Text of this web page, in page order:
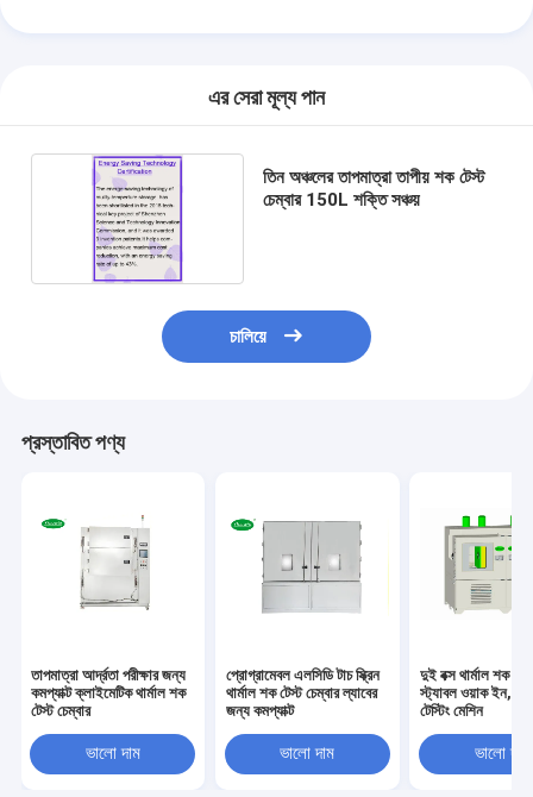
এর সেরা মূল্য পান
তিন অঞ্চলের তাপমাত্রা তাপীয় শক টেস্ট
চেম্বার 150L শক্তি সঞ্চয়
চালিয়ে
প্রস্তাবিত পণ্য
তাপমাত্রা আর্দ্রতা পরীক্ষার জন্য
কমপ্যাক্ট ক্লাইমেটিক থার্মাল শক
টেস্ট চেম্বার
ভালো দাম
প্রোগ্রামেবল এলসিডি টাচ স্ক্রিন
থার্মাল শক টেস্ট চেম্বার ল্যাবের
জন্য কমপ্যাক্ট
ভালো দাম
দুই বক্স থার্মাল শক
স্ট্যাবল ওয়াক ইন,
টেস্টিং মেশিন
ভালো দাম